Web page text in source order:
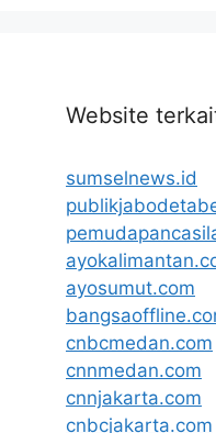
Website
sumselnews.id
ayosumut.com
cnbcmedan.com
cnnmedan.com
cnnjakarta.com
cnbcjakarta.com